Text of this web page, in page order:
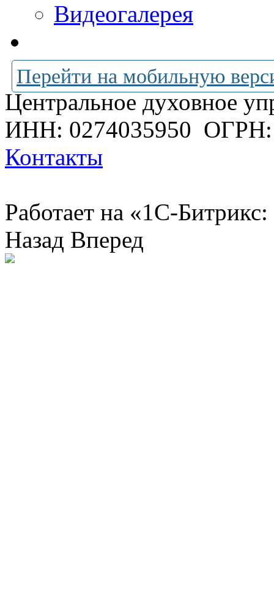
Видеогалерея
Перейти на мобильную
Центральное духовное
ИНН: 0274035950 ОГРН:
Контакты
Работает на «1С-
Назад Вперед